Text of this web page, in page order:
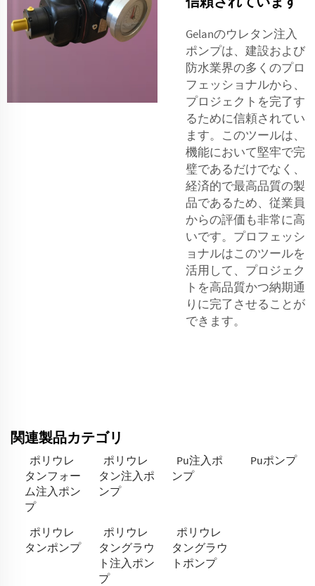
Gelanのウレタン注入
ポンプは、建設および
防水業界の多くのプロ
フェッショナルから、
プロジェクトを完了す
るために信頼されてい
ます。このツールは、
機能において堅牢で完
璧であるだけでなく、
経済的で最高品質の製
品であるため、従業員
からの評価も非常に高
いです。プロフェッシ
ョナルはこのツールを
活用して、プロジェク
トを高品質かつ納期通
りに完了させることが
できます。
関連製品カテゴリ
ポリウレ
タンフォー
ム注入ポン
プ
ポリウレ
タン注入ポ
ンプ
Pu注入ポ
ンプ
Puポンプ
ポリウレ
タンポンプ
ポリウレ
タングラウ
ト注入ポン
プ
ポリウレ
タングラウ
トポンプ